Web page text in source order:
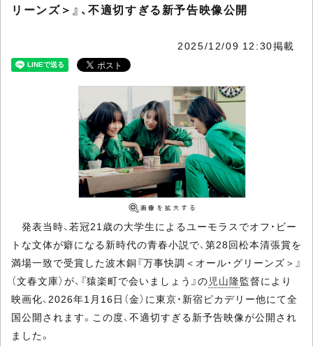
リーンズ＞』、不適切すぎる新予告映像公開
2025/12/09 12:30掲載
発表当時、若冠21歳の大学生によるユーモラスでオフ・ビー
トな文体が癖になる新時代の青春小説で、第28回松本清張賞を
満場一致で受賞した波木銅『万事快調＜オール・グリーンズ＞』
（文春文庫）が、『猿楽町で会いましょう』の児山隆監督により
映画化、2026年1月16日（金）に東京・新宿ピカデリー他にて全
国公開されます。この度、不適切すぎる新予告映像が公開され
ました。